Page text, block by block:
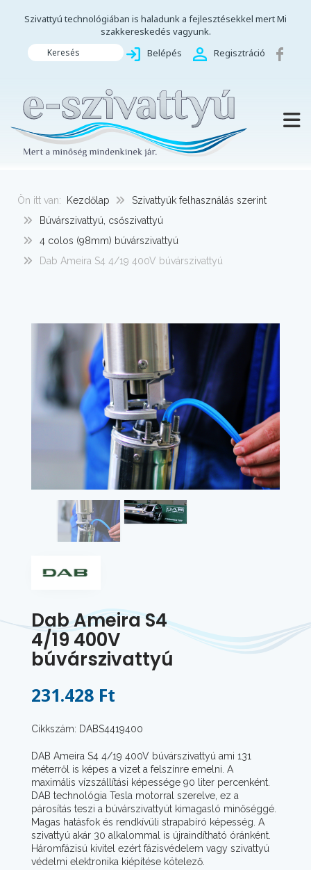
Szivattyú technológiában is haladunk a fejlesztésekkel mert Mi
szakkereskedés vagyunk.
Keresés Belépés Regisztráció
Ön itt van: Kezdőlap
Szivattyúk felhasználás szerint
Búvárszivattyú, csőszivattyú
4 colos (98mm) búvárszivattyú
Dab Ameira S4 4/19 400V búvárszivattyú
Dab Ameira S4
4/19 400V
búvárszivattyú
231.428 Ft
Cikkszám: DABS4419400
DAB Ameira S4 4/19 400V búvárszivattyú ami 131
méterről is képes a vizet a felszínre emelni. A
maximális vízszállítási képessége 90 liter percenként.
DAB technológia Tesla motorral szerelve, ez a
párosítás teszi a búvárszivattyút kimagasló minőséggé.
Magas hatásfok és rendkívüli strapabíró képesség. A
szivattyú akár 30 alkalommal is újraindítható óránként.
Háromfázisú kivitel ezért fázisvédelem vagy szivattyú
védelmi elektronika kiépítése kötelező.